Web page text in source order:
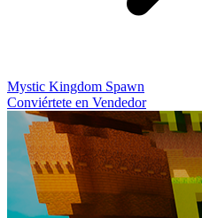
Mystic Kingdom Spawn
Conviértete en Vendedor